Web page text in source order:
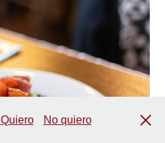
Quiero No quiero